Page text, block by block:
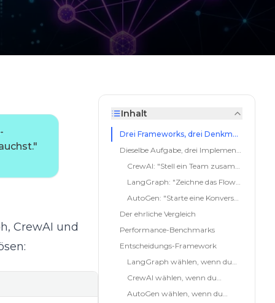
"
CrewAI und
Inhalt
Drei Frameworks, drei Denkmodelle
Dieselbe Aufgabe, drei Implementierungen
CrewAI: "Stell ein Team zusammen"
LangGraph: "Zeichne das Flowchart"
AutoGen: "Starte eine Konversation"
Der ehrliche Vergleich
Performance-Benchmarks
Entscheidungs-Framework
LangGraph wählen, wenn du…
CrewAI wählen, wenn du…
AutoGen wählen, wenn du…